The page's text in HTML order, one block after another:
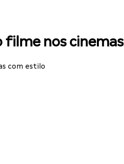
filme nos cinemas
com estilo